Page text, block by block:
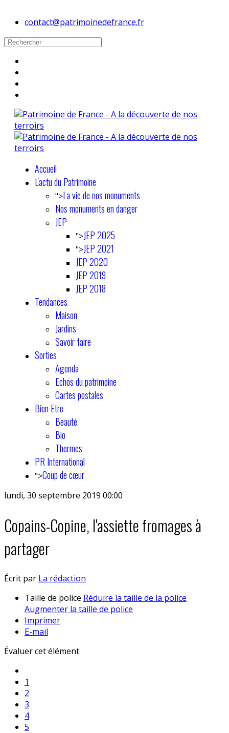
contact@patrimoinedefrance.fr
Accueil
L'actu du Patrimoine
">La vie de nos monuments
Nos monuments en danger
JEP
">JEP 2025
">JEP 2021
JEP 2020
JEP 2019
JEP 2018
Tendances
Maison
Jardins
Savoir faire
Sorties
Agenda
Echos du patrimoine
Cartes postales
Bien Etre
Beauté
Bio
Thermes
PR International
">Coup de cœur
lundi, 30 septembre 2019 00:00
Copains-Copine, l'assiette fromages à
partager
Écrit par La rédaction
Taille de police Réduire la taille de la police
Augmenter la taille de police
Imprimer
E-mail
Évaluer cet élément
1
2
3
4
5